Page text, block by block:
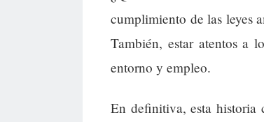
cumplimiento de las leyes
También, estar atentos a
entorno y empleo.
En definitiva, esta historia